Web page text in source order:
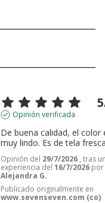
5
Opinión verificada
De buena calidad, el color
muy lindo. Es de tela
Opinión del 29/7/2026 , tras
experiencia del16/7/2026 por
Alejandra G.
Publicado originalmente en
www.sevenseven.com (co)